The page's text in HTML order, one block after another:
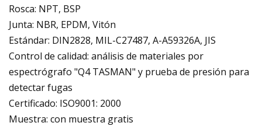
Rosca: NPT, BSP
Junta: NBR, EPDM, Vitón
Estándar: DIN2828, MIL-C27487, A-A59326A, JIS
Control de calidad: análisis de materiales por
espectrógrafo "Q4 TASMAN" y prueba de presión para
detectar fugas
Certificado: ISO9001: 2000
Muestra: con muestra gratis